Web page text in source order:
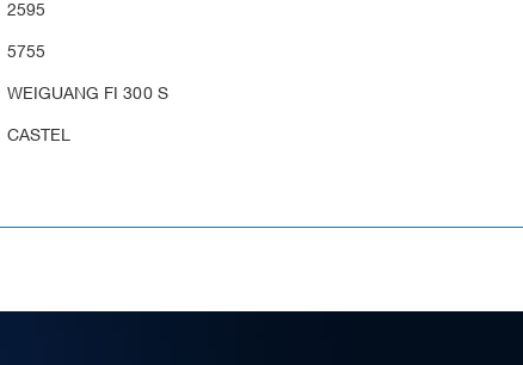
2595
5755
WEIGUANG FI 300 S
CASTEL